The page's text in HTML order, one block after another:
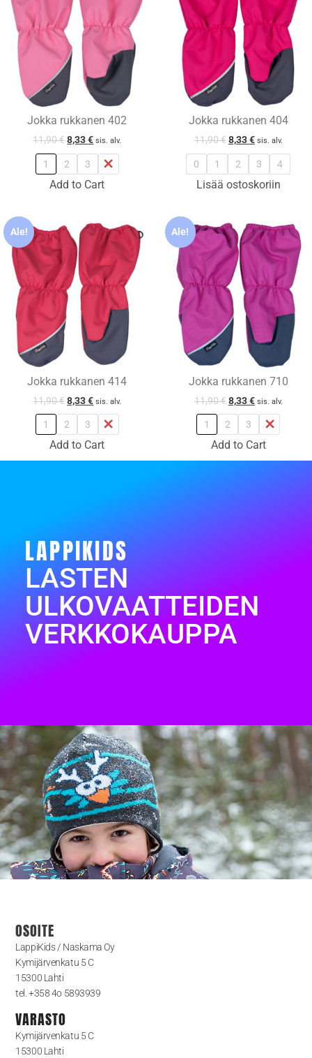
Jokka rukkanen 402
11,90€ 8,33€ sis. alv.
1 2 3 4
Add to Cart
Jokka rukkanen 404
11,90€ 8,33€ sis. alv.
0 1 2 3 4
Lisää ostoskoriin
Ale!
Jokka rukkanen 414
11,90€ 8,33€ sis. alv.
1 2 3 4
Add to Cart
Ale!
Jokka rukkanen 710
11,90€ 8,33€ sis. alv.
1 2 3 4
Add to Cart
LAPPIKIDS
LASTEN
ULKOVAATTEIDEN
VERKKOKAUPPA
OSOITE
LappiKids / Naskama Oy
Kymijärvenkatu 5 C
15300 Lahti
tel. +358 4o 5893939
VARASTO
Kymijärvenkatu 5 C
15300 Lahti